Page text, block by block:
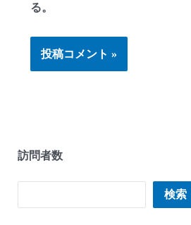
る。
訪問者数
検索